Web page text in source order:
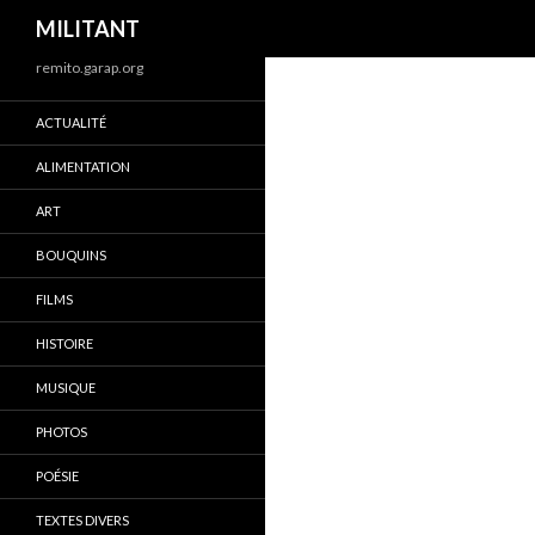
MILITANT
remito.garap.org
ACTUALITÉ
ALIMENTATION
ART
BOUQUINS
FILMS
HISTOIRE
MUSIQUE
PHOTOS
POÉSIE
TEXTES DIVERS